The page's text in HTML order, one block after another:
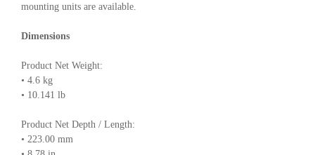
mounting units are available.
Dimensions
Product Net Weight:
• 4.6 kg
• 10.141 lb
Product Net Depth / Length:
• 223.00 mm